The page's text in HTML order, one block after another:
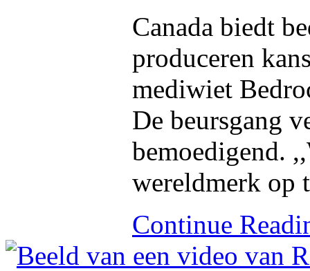
Canada biedt
produceren
mediwiet
De beursgang
bemoedigend.
wereldmerk op
Continue